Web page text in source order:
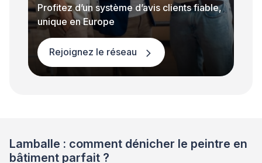
Profitez d’un système d’avis clients fiable,
unique en Europe
Rejoignez le réseau
Lamballe : comment dénicher le peintre en
bâtiment parfait ?